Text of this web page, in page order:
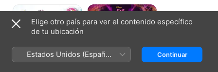
Soy
Soy
Volver
Elige otro país para ver el contenido específico
de tu ubicación
Estados Unidos (Español
México)
Continuar